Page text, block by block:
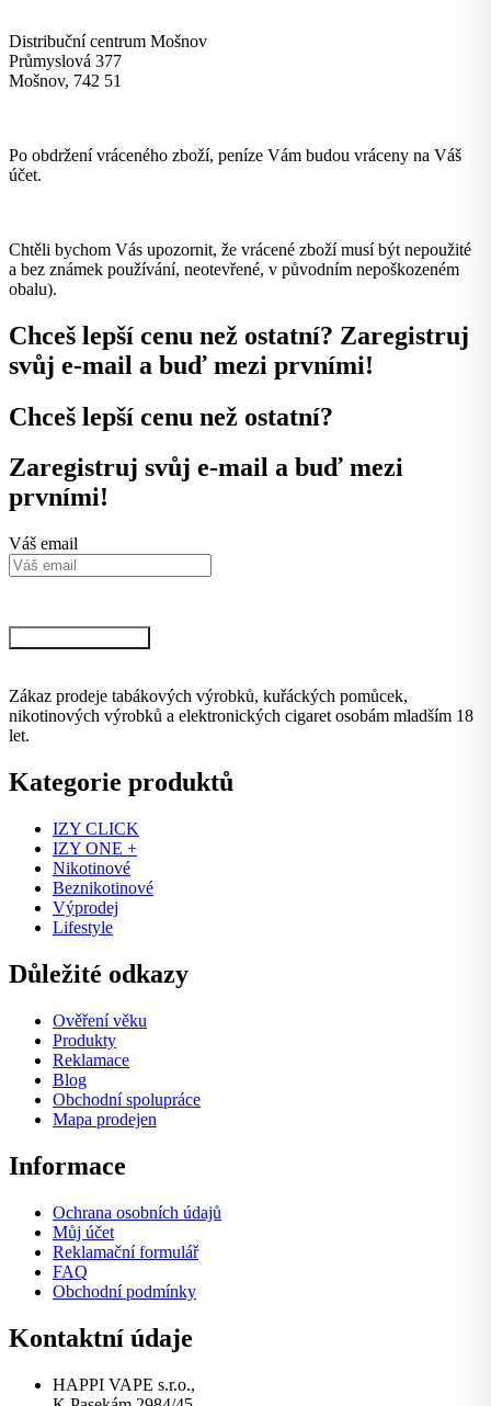
Distribuční centrum Mošnov
Průmyslová 377
Mošnov, 742 51
Po obdržení vráceného zboží, peníze Vám budou vráceny na Váš
účet.
Chtěli bychom Vás upozornit, že vrácené zboží musí být nepoužité
a bez známek používání, neotevřené, v původním nepoškozeném
obalu).
Chceš lepší cenu než ostatní? Zaregistruj
svůj e-mail a buď mezi prvními!
Chceš lepší cenu než ostatní?
Zaregistruj svůj e-mail a buď mezi
prvními!
Váš email
Zákaz prodeje tabákových výrobků, kuřáckých pomůcek,
nikotinových výrobků a elektronických cigaret osobám mladším 18
let.
Kategorie produktů
IZY CLICK
IZY ONE +
Nikotinové
Beznikotinové
Výprodej
Lifestyle
Důležité odkazy
Ověření věku
Produkty
Reklamace
Blog
Obchodní spolupráce
Mapa prodejen
Informace
Ochrana osobních údajů
Můj účet
Reklamační formulář
FAQ
Obchodní podmínky
Kontaktní údaje
HAPPI VAPE s.r.o.,